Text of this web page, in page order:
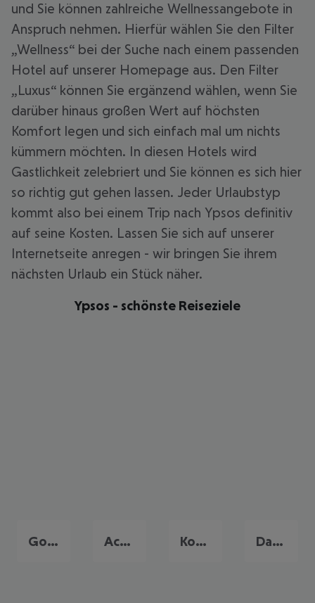
und Sie können zahlreiche Wellnessangebote in
Anspruch nehmen. Hierfür wählen Sie den Filter
„Wellness“ bei der Suche nach einem passenden
Hotel auf unserer Homepage aus. Den Filter
„Luxus“ können Sie ergänzend wählen, wenn Sie
darüber hinaus großen Wert auf höchsten
Komfort legen und sich einfach mal um nichts
kümmern möchten. In diesen Hotels wird
Gastlichkeit zelebriert und Sie können es sich hier
so richtig gut gehen lassen. Jeder Urlaubstyp
kommt also bei einem Trip nach Ypsos definitiv
auf seine Kosten. Lassen Sie sich auf unserer
Internetseite anregen - wir bringen Sie ihrem
nächsten Urlaub ein Stück näher.
Ypsos - schönste Reiseziele
Gouvia Acharavi Korfu Stadt Dassia